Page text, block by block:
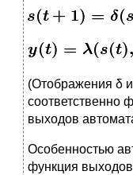
(Отображения δ
соответственно
выходов
Особенностью
функция выходов